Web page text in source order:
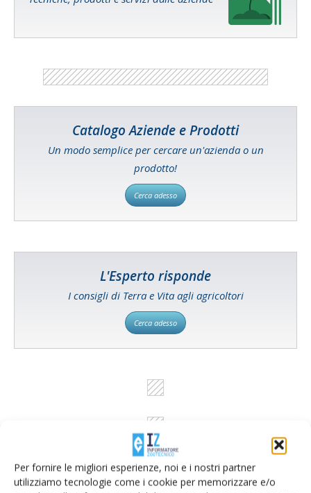
Per fornire le migliori esperienze, noi e i nostri partner
utilizziamo tecnologie come i cookie per memorizzare e/o
Catalogo Aziende e Prodotti
Un modo semplice per cercare un'azienda o un
prodotto!
Cerca adesso
L'Esperto risponde
I consigli di Terra e Vita agli agricoltori
Cerca adesso